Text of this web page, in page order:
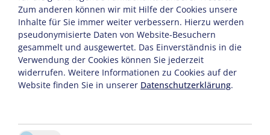
17192 Waren (Müritz)
Tel. :+49 3991 633248
Fax : +49 3991 633254
E-Mail:info@mueritz-perle.de
Zum anderen können wir mit Hilfe der Cookies unsere
Inhalte für Sie immer weiter verbessern. Hierzu werden
pseudonymisierte Daten von Website-Besuchern
gesammelt und ausgewertet. Das Einverständnis in die
Verwendung der Cookies können Sie jederzeit
widerrufen. Weitere Informationen zu Cookies auf der
Website finden Sie in unserer Datenschutzerklärung.